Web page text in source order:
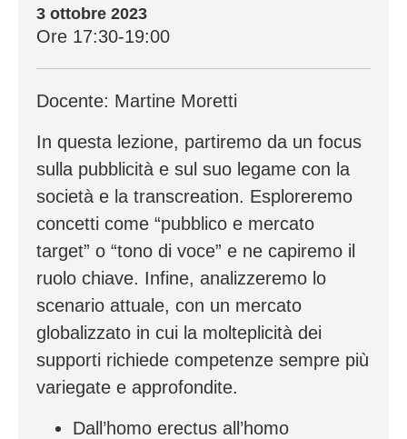
3 ottobre 2023
Ore 17:30-19:00
Docente: Martine Moretti
In questa lezione, partiremo da un focus
sulla pubblicità e sul suo legame con la
società e la transcreation. Esploreremo
concetti come “pubblico e mercato
target” o “tono di voce” e ne capiremo il
ruolo chiave. Infine, analizzeremo lo
scenario attuale, con un mercato
globalizzato in cui la molteplicità dei
supporti richiede competenze sempre più
variegate e approfondite.
Dall’homo erectus all’homo